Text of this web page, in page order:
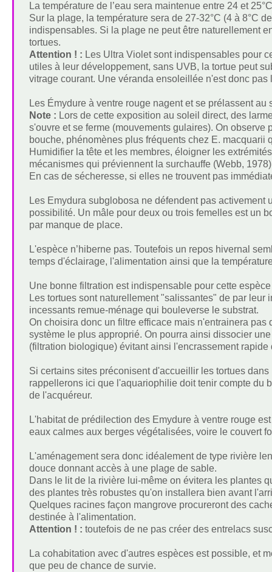
La température de l’eau sera maintenue entre 24 et
Sur la plage, la température sera de 27-32°C (4 à 8°C
indispensables. Si la plage ne peut être naturellement
tortues.
Attention ! : Les Ultra Violet sont indispensables pour
utiles à leur développement, sans UVB, la tortue peut
vitrage courant. Une véranda ensoleillée n'est donc
Les Émydure à ventre rouge nagent et se prélassent
Note : Lors de cette exposition au soleil direct, des
s'ouvre et se ferme (mouvements gulaires). On
bouche, phénomènes plus fréquents chez E. macquarii
Humidifier la tête et les membres, éloigner les
mécanismes qui préviennent la surchauffe (Webb,
En cas de sécheresse, si elles ne trouvent pas
Les Emydura subglobosa ne défendent pas
possibilité. Un mâle pour deux ou trois femelles est un
par manque de place.
L'espèce n’hiberne pas. Toutefois un repos hivernal
temps d'éclairage, l'alimentation ainsi que la
Une bonne filtration est indispensable pour cette
Les tortues sont naturellement "salissantes" de par
incessants remue-ménage qui bouleverse le substrat.
On choisira donc un filtre efficace mais n'entrainera
système le plus approprié. On pourra ainsi dissocier
(filtration biologique) évitant ainsi l'encrassement rapide
Si certains sites préconisent d'accueillir les tortues
rappellerons ici que l'aquariophilie doit tenir compte du
de l'acquéreur.
L'habitat de prédilection des Emydure à ventre rouge
eaux calmes aux berges végétalisées, voire le couvert
L'aménagement sera donc idéalement de type rivière
douce donnant accès à une plage de sable.
Dans le lit de la rivière lui-même on évitera les plantes
des plantes très robustes qu'on installera bien avant
Quelques racines façon mangrove procureront des
destinée à l'alimentation.
Attention ! : toutefois de ne pas créer des entrelacs
La cohabitation avec d'autres espèces est possible, et
que peu de chance de survie.